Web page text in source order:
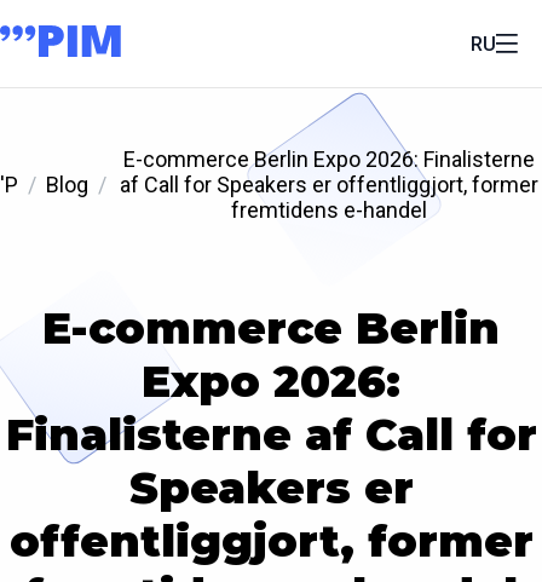
RU
'P Blog
E-commerce Berlin Expo 2026: Finalisterne
af Call for Speakers er offentliggjort, former
fremtidens e-handel
E-commerce Berlin
Expo 2026:
Finalisterne af Call for
Speakers er
offentliggjort, former